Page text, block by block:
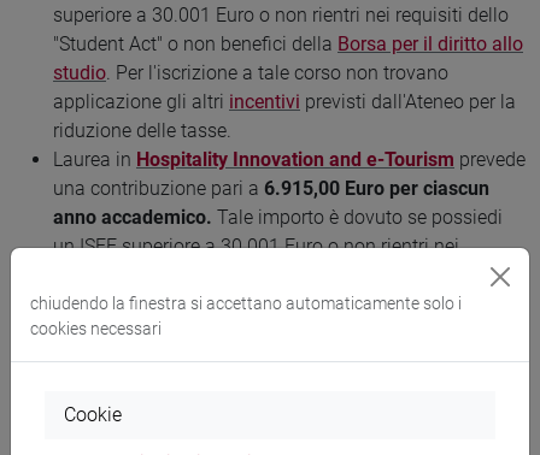
superiore a 30.001 Euro o non rientri nei requisiti dello
"Student Act" o non benefici della Borsa per il diritto allo
studio. Per l'iscrizione a tale corso non trovano
applicazione gli altri incentivi previsti dall'Ateneo per la
riduzione delle tasse.
Laurea in Hospitality Innovation and e-Tourism prevede
una contribuzione pari a 6.915,00 Euro per ciascun
anno accademico. Tale importo è dovuto se possiedi
un ISEE superiore a 30.001 Euro o non rientri nei
Borsa
per il diritto allo studio. Per l'iscrizione a tale corso non
trovano applicazione gli altri
dall'Ateneo per la riduzione delle tasse.
chiudendo la finestra si accettano automaticamente solo i
cookies necessari
Cookie